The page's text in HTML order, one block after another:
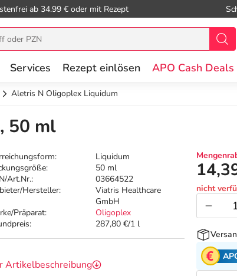
ab 34.99 € oder mit Rezept
Services Rezept einlösen APO Cash Deals
Aletris N Oligoplex Liquidum
50 ml
Liquidum
50 ml
Art.Nr.:
03664522
Hersteller:
Viatris Healthcare
GmbH
Präparat:
Oligoplex
287,80 €/1 l
Artikelbeschreibung
nicht